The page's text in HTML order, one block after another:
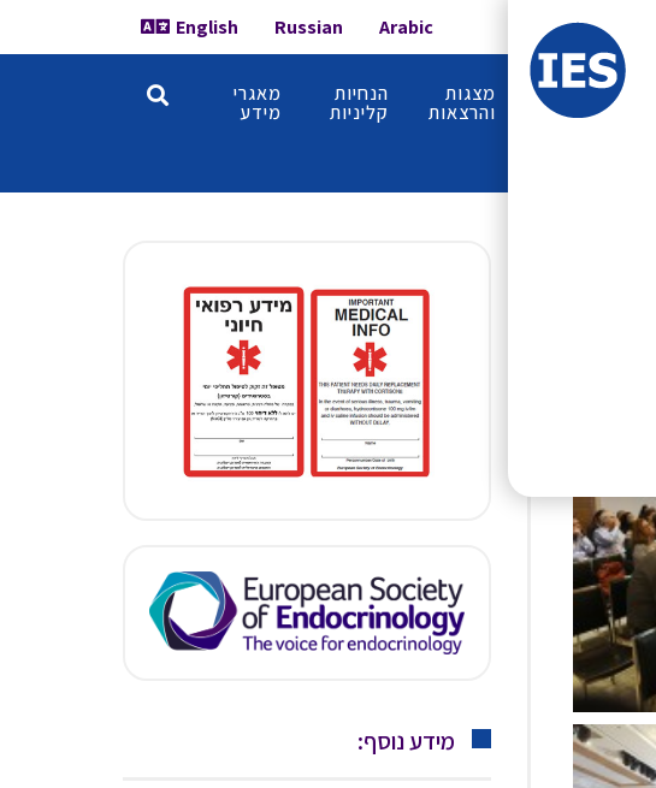
Arabic
Russian
English
קורס
מתקדם
מצגות
והרצאות
הנחיות
קליניות
מאגרי
מידע
מידע נוסף: